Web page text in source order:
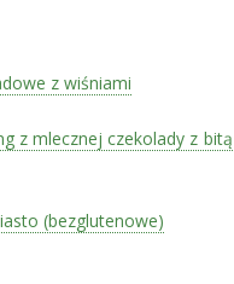
z wiśniami
z mlecznej czekolady z bitą
(bezglutenowe)